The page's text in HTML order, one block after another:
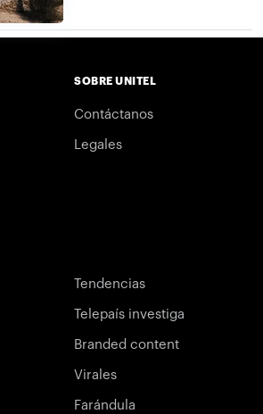
SOBRE UNITEL
Contáctanos
Legales
Tendencias
Telepaís investiga
Branded content
Virales
Farándula